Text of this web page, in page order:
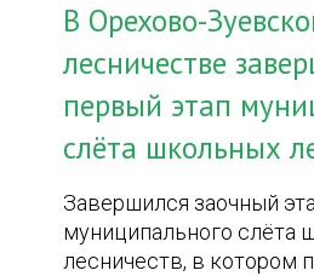
В Орехово-
лесничестве
первый этап
слёта школьных
Завершился заочный
муниципального слёта
лесничеств, в котором